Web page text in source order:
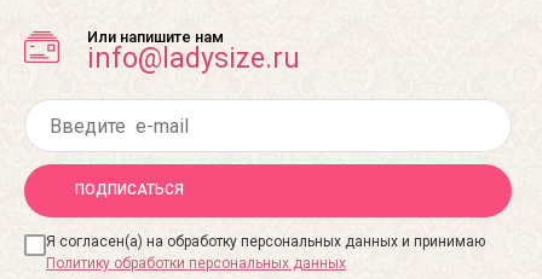
Или напишите нам
info@ladysize.ru
ПОДПИСАТЬСЯ
Я согласен(а) на обработку персональных данных и принимаю
Политику обработки персональных данных